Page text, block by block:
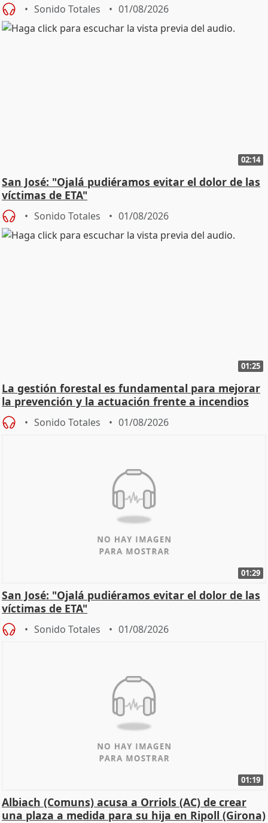
Sonido Totales 01/08/2026
02:14
San José: "Ojalá pudiéramos evitar el dolor de las
víctimas de ETA"
Sonido Totales 01/08/2026
01:25
La gestión forestal es fundamental para mejorar
la prevención y la actuación frente a incendios
Sonido Totales 01/08/2026
01:29
San José: "Ojalá pudiéramos evitar el dolor de las
víctimas de ETA"
Sonido Totales 01/08/2026
01:19
Albiach (Comuns) acusa a Orriols (AC) de crear
una plaza a medida para su hija en Ripoll (Girona)